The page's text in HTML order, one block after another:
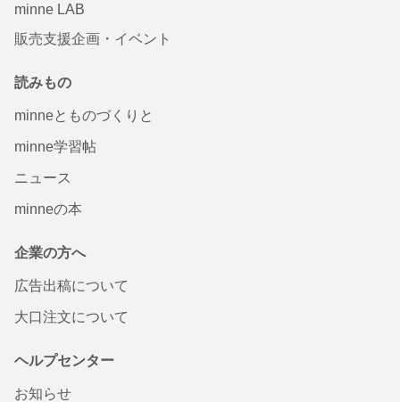
minne LAB
販売支援企画・イベント
読みもの
minneとものづくりと
minne学習帖
ニュース
minneの本
企業の方へ
広告出稿について
大口注文について
ヘルプセンター
お知らせ